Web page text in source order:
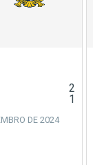
2
1
DE 2024